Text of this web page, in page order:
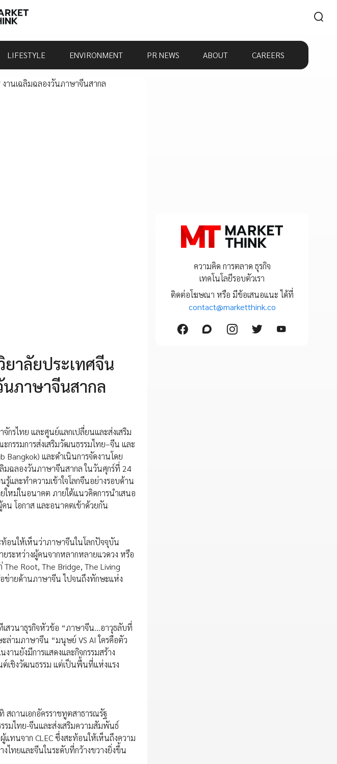
LIFESTYLE ENVIRONMENT PR NEWS ABOUT CAREERS
าลัยประเทศจีน
นภาษาจีนสากล
กรไทย และศูนย์แลกเปลี่ยนและส่งเสริม
กรรมการส่งเสริมวัฒนธรรมไทย–จีน และ
และดำเนินการจัดงานโดย
มฉลองวันภาษาจีนสากล ในวันศุกร์ที่ 24
และทำความเข้าใจโลกจีนอย่างรอบด้าน
ใหม่ในอนาคต ภายใต้แนวคิดการนำเสนอ
น โอกาส และอนาคตเข้าด้วยกัน
อนให้เห็นว่าภาษาจีนในโลกปัจจุบัน
ยระหว่างผู้คนจากหลากหลายแวดวง หรือ
The Root, The Bridge, The Living
อข่ายด้านภาษาจีน ไปจนถึงทักษะแห่ง
เสวนาธุรกิจหัวข้อ “ภาษาจีน…อาวุธลับที่
ล่ามภาษาจีน “มนุษย์ VS AI ใครคือตัว
านยังมีการแสดงและกิจกรรมสร้าง
ต์เชิงวัฒนธรรม แต่เป็นพื้นที่แห่งแรง
ถานเอกอัครราชทูตสาธารณรัฐ
มไทย-จีนและส่งเสริมความสัมพันธ์
ทนจาก CLEC ซึ่งสะท้อนให้เห็นถึงความ
ไทยและจีนในระดับที่กว้างขวางยิ่งขึ้น
ความคิด การตลาด ธุรกิจ
เทคโนโลยีรอบตัวเรา
ติดต่อโฆษณา หรือ มีข้อเสนอแนะ ได้ที่
contact@marketthink.co